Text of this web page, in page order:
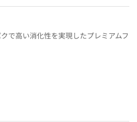
で高い消化性を実現したプレミアムフ